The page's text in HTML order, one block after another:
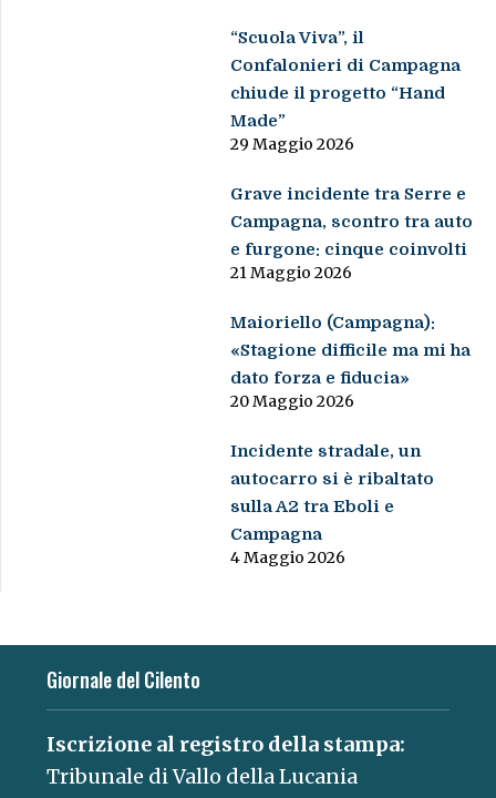
“Scuola Viva”, il
Confalonieri di Campagna
chiude il progetto “Hand
Made”
29 Maggio 2026
Grave incidente tra Serre e
Campagna, scontro tra auto
e furgone: cinque coinvolti
21 Maggio 2026
Maioriello (Campagna):
«Stagione difficile ma mi ha
dato forza e fiducia»
20 Maggio 2026
Incidente stradale, un
autocarro si è ribaltato
sulla A2 tra Eboli e
Campagna
4 Maggio 2026
Giornale del Cilento
Iscrizione al registro della stampa:
Tribunale di Vallo della Lucania